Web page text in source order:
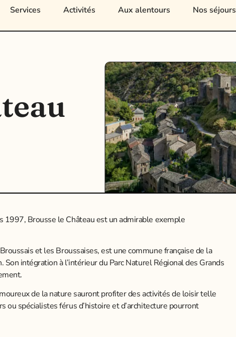
Services Activités Aux alentours Nos séjours
1997, Brousse le Château est un admirable exemple
et les Broussaises, est une commune française de la
intégration à l’intérieur du Parc Naturel Régional des Grands
de la nature sauront profiter des activités de loisir telle
ou spécialistes férus d’histoire et d’architecture pourront